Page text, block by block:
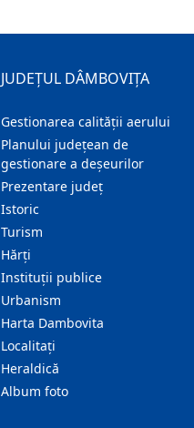
JUDEȚUL DÂMBOVIȚA
Gestionarea calității aerului
Planului județean de
gestionare a deșeurilor
Prezentare judeţ
Istoric
Turism
Hărţi
Instituţii publice
Urbanism
Harta Dambovita
Localitaţi
Heraldică
Album foto